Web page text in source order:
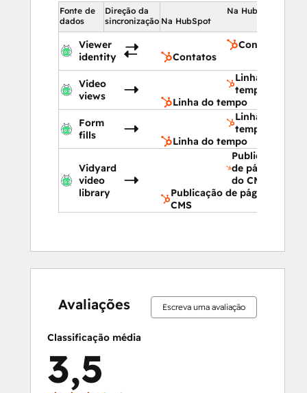
Fonte de
dados
Direção da
sincronização
Na HubSpot
Na HubSpot
Viewer
identity
Contatos
Contatos
Video
views
Linha do
tempo
Linha do tempo
Form
fills
Linha do
tempo
Linha do tempo
Vidyard
video
library
Publicação
de página
do CMS
Publicação de página do
CMS
Avaliações Escreva uma avaliação
Classificação média
3,5